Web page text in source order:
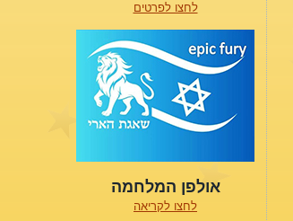
לחצו לפרטים
אולפן המלחמה
לחצו לקריאה